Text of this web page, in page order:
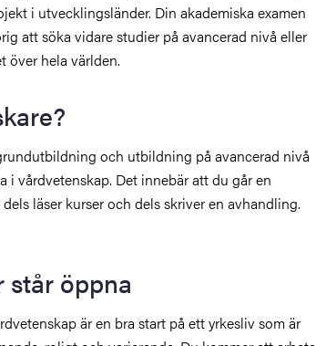
i utvecklingsländer. Din akademiska examen
att söka vidare studier på avancerad nivå eller
över hela världen.
och utbildning på avancerad nivå
i vårdvetenskap. Det innebär att du går en
läser kurser och dels skriver en avhandling.
står öppna
är en bra start på ett yrkesliv som är